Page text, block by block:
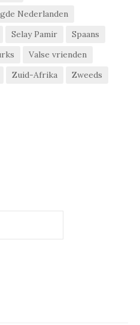
Nederlanden
Selay Pamir
Spaans
Valse vrienden
Zuid-Afrika Zweeds